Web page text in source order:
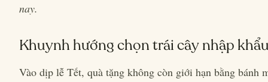
nay.
Khuynh hướng chọn trái cây nhập
Vào dịp lễ Tết, quà tặng không còn giới hạn bằng bánh